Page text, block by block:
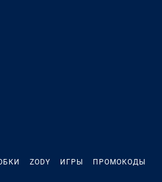
ZODY ИГРЫ ПРОМОКОДЫ